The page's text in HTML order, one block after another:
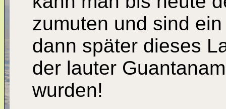
zumuten und sind
dann später dieses
der lauter
wurden!